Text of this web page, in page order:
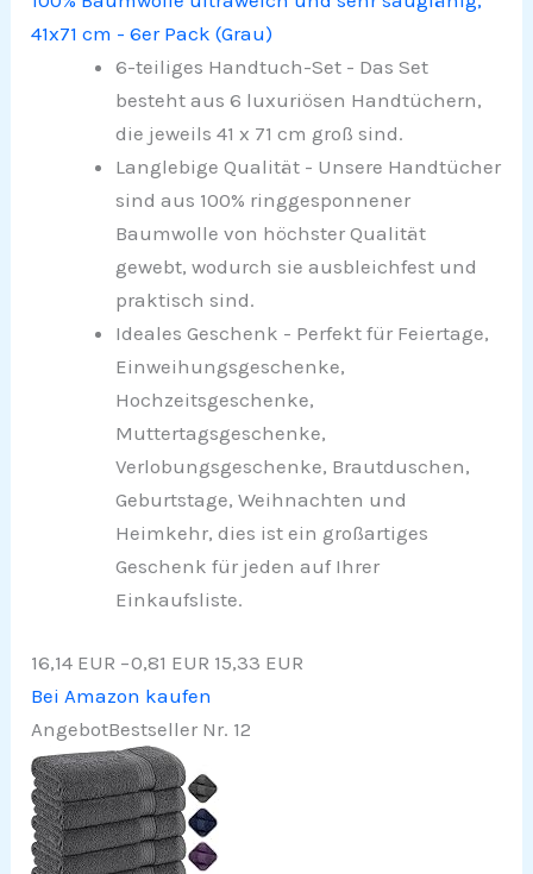
41x71 cm - 6er Pack (Grau)
6-teiliges Handtuch-Set - Das Set
besteht aus 6 luxuriösen Handtüchern,
die jeweils 41 x 71 cm groß sind.
Langlebige Qualität - Unsere Handtücher
sind aus 100% ringgesponnener
Baumwolle von höchster Qualität
gewebt, wodurch sie ausbleichfest und
praktisch sind.
Ideales Geschenk - Perfekt für Feiertage,
Einweihungsgeschenke,
Hochzeitsgeschenke,
Muttertagsgeschenke,
Verlobungsgeschenke, Brautduschen,
Geburtstage, Weihnachten und
Heimkehr, dies ist ein großartiges
Geschenk für jeden auf Ihrer
Einkaufsliste.
16,14 EUR −0,81 EUR 15,33 EUR
Bei Amazon kaufen
AngebotBestseller Nr. 12